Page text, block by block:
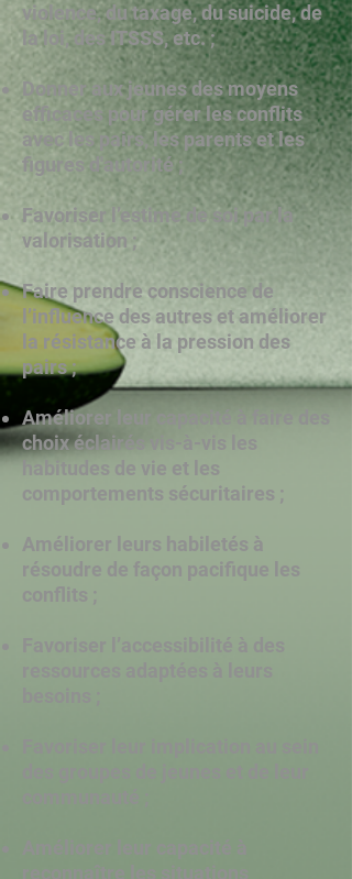
violence, du taxage, du suicide, de
la loi, des ITSSS, etc. ;
Donner aux jeunes des moyens
efficaces pour gérer les conflits
avec les pairs, les parents et les
figures d'autorité ;
Favoriser l’estime de soi par la
valorisation ;
Faire prendre conscience de
l’influence des autres et améliorer
la résistance à la pression des
pairs ;
Améliorer leur capacité à faire des
choix éclairés vis-à-vis les
habitudes de vie et les
comportements sécuritaires ;
Améliorer leurs habiletés à
résoudre de façon pacifique les
conflits ;
Favoriser l’accessibilité à des